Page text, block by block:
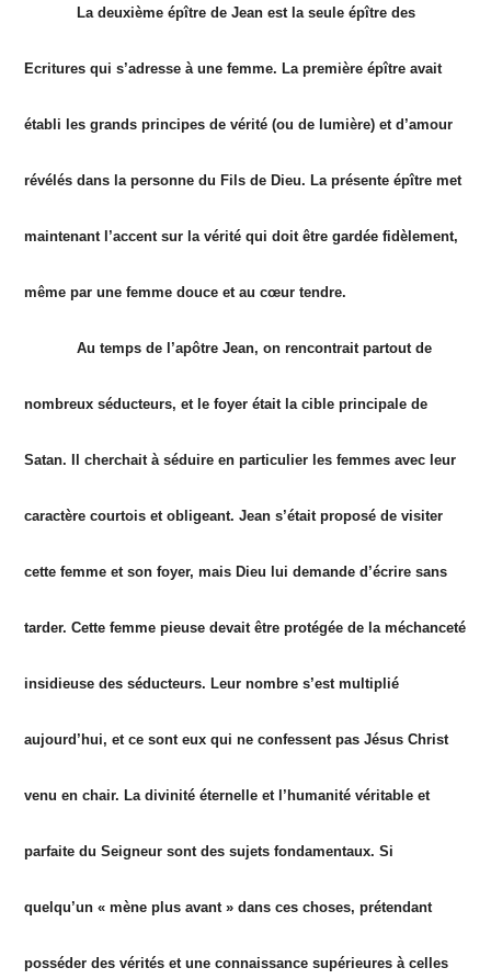
La deuxième épître de Jean est la seule épître des
Ecritures qui s’adresse à une femme. La première épître avait
établi les grands principes de vérité (ou de lumière) et d’amour
révélés dans la personne du Fils de Dieu. La présente épître met
maintenant l’accent sur la vérité qui doit être gardée fidèlement,
même par une femme douce et au cœur tendre.
Au temps de l’apôtre Jean, on rencontrait partout de
nombreux séducteurs, et le foyer était la cible principale de
Satan. Il cherchait à séduire en particulier les femmes avec leur
caractère courtois et obligeant. Jean s’était proposé de visiter
cette femme et son foyer, mais Dieu lui demande d’écrire sans
tarder. Cette femme pieuse devait être protégée de la méchanceté
insidieuse des séducteurs. Leur nombre s’est multiplié
aujourd’hui, et ce sont eux qui ne confessent pas Jésus Christ
venu en chair. La divinité éternelle et l’humanité véritable et
parfaite du Seigneur sont des sujets fondamentaux. Si
quelqu’un « mène plus avant » dans ces choses, prétendant
posséder des vérités et une connaissance supérieures à celles